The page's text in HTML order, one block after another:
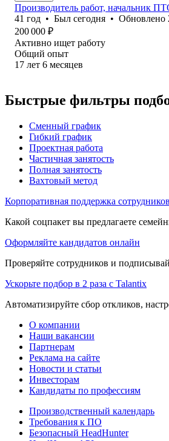
Производитель работ, начальник
41 год • Был сегодня • Обновлено
200 000 ₽
Активно ищет работу
Общий опыт
17 лет 6 месяцев
Быстрые фильтры
Сменный график
Гибкий график
Проектная работа
Частичная занятость
Полная занятость
Вахтовый метод
Корпоративная поддержка сотрудников
Какой соцпакет вы предлагаете
Оформляйте кандидатов онлайн
Проверяйте сотрудников и
Ускорьте подбор в 2 раза с Talantix
Автоматизируйте сбор откликов,
О компании
Наши вакансии
Партнерам
Реклама на сайте
Новости и статьи
Инвесторам
Кандидаты по профессиям
Производственный календарь
Требования к ПО
Безопасный HeadHunter